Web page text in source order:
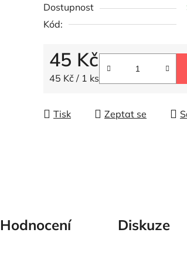
0,0
z
hvězdiček.
Dostupnost
Kód:
45 Kč
Měrná cena:
45 Kč / 1 ks
Tisk Zeptat se
Hodnocení Diskuze